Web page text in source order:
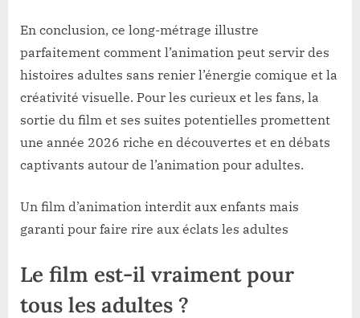
En conclusion, ce long-métrage illustre
parfaitement comment l’animation peut servir des
histoires adultes sans renier l’énergie comique et la
créativité visuelle. Pour les curieux et les fans, la
sortie du film et ses suites potentielles promettent
une année 2026 riche en découvertes et en débats
captivants autour de l’animation pour adultes.
Un film d’animation interdit aux enfants mais
garanti pour faire rire aux éclats les adultes
Le film est-il vraiment pour
tous les adultes ?